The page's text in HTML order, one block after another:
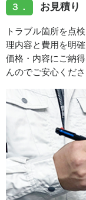
３． お見積り
トラブル箇所を点
理内容と費用を明
価格・内容にご納
んのでご安心くださ